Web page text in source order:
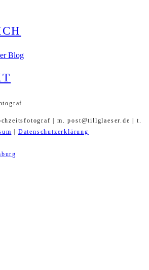
Blog
| m. post@tillglaeser.de | t.
Datenschutzerklärung